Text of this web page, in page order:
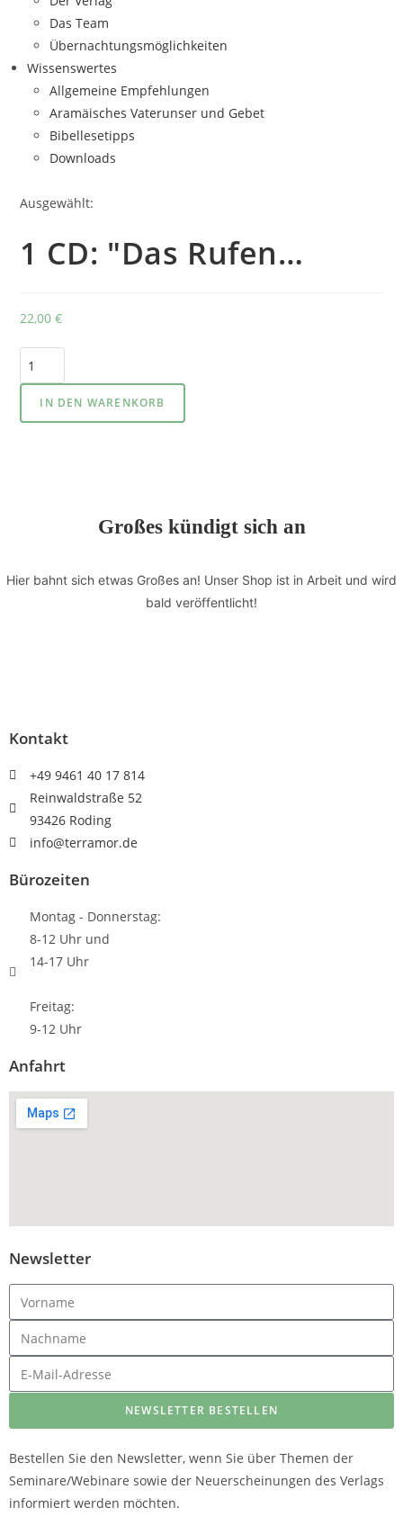
Das Team
Übernachtungsmöglichkeiten
Wissenswertes
Allgemeine Empfehlungen
Aramäisches Vaterunser und Gebet
Bibellesetipps
Downloads
Ausgewählt:
1 CD: "Das Rufen…
22,00€
IN DEN WARENKORB
Großes kündigt sich an
Hier bahnt sich etwas Großes an! Unser Shop ist in Arbeit und wird
bald veröffentlicht!
Kontakt
+49 9461 40 17 814
Reinwaldstraße 52
93426 Roding
info@terramor.de
Bürozeiten
Montag - Donnerstag:
8-12 Uhr und
14-17 Uhr
Freitag:
9-12 Uhr
Anfahrt
Newsletter
NEWSLETTER BESTELLEN
Bestellen Sie den Newsletter, wenn Sie über Themen der
Seminare/Webinare sowie der Neuerscheinungen des Verlags
informiert werden möchten.